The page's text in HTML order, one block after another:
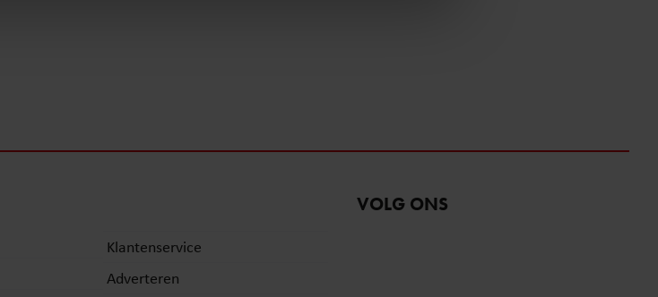
Klantenservice
Adverteren
VOLG ONS